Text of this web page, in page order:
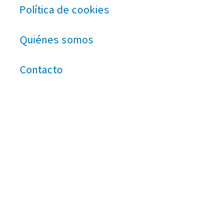
Política de cookies
Quiénes somos
Contacto